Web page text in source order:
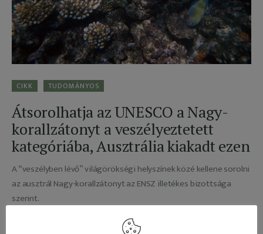
CIKK TUDOMÁNYOS
Átsorolhatja az UNESCO a Nagy-
korallzátonyt a veszélyeztetett
kategóriába, Ausztrália kiakadt ezen
A “veszélyben lévő” világörökségi helyszínek közé kellene sorolni
az ausztrál Nagy-korallzátonyt az ENSZ illetékes bizottsága
szerint.